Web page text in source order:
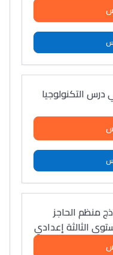
درس التكنولوجيا
منظم الحاجز
الثالثة إعدادي